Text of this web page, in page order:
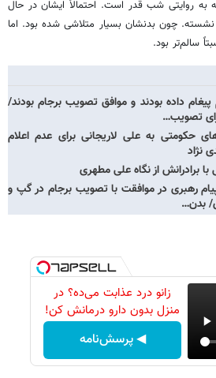
بود که به روایتی شب قدر است. احتمالاً ایشان در حال
نشسته. چون بدنشان بسیار متلاشی شده بود. اما
سالم‌تر بود.
داده بودند و موافق تصویب برجام بودند/
تصویب…
حکومتی به علی لاریجانی برای عدم اعلام
نژاد
با برادرانش از نگاه علی مطهری
رهبری در موافقت با تصویب برجام در گپ و
بدن…
زانو درد عذابت می‌ده؟ در
منزل بدون دارو درمانش کن!
◀ پرسش‌نامه